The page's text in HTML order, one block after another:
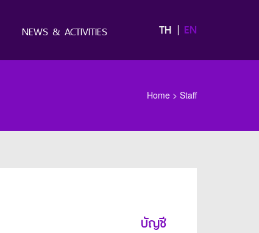
NEWS & ACTIVITIES TH EN
Home > Staff
บัญชี